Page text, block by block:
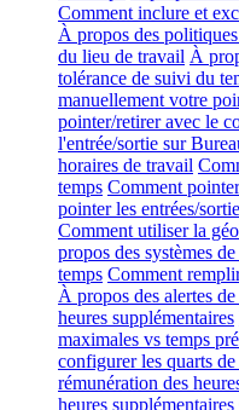
Comment inclure et
À propos des
du lieu de travail À
tolérance de suivi du
manuellement votre
pointer/retirer avec le
l'entrée/sortie sur
horaires de travail
temps Comment
pointer les entrées/
Comment utiliser la
propos des systèmes
temps Comment
À propos des alertes
heures supplémentaires
maximales vs temps
configurer les quarts
rémunération des
heures supplémentaires